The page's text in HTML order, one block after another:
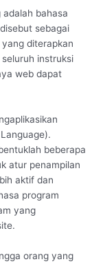
bahasa
sebagai
diterapkan
instruksi
web dapat
beberapa
atur penampilan
aktif dan
program
yang
orang yang